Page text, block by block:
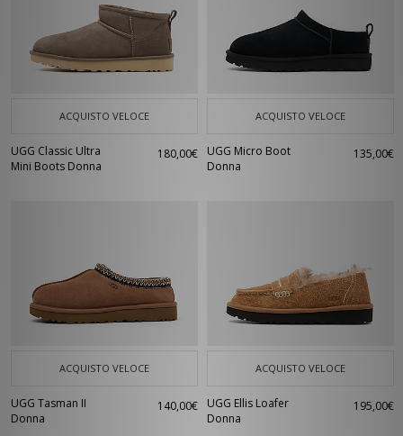
ACQUISTO VELOCE
UGG Classic Ultra
Mini Boots Donna
180,00€
ACQUISTO VELOCE
UGG Micro Boot
Donna
135,00€
ACQUISTO VELOCE
UGG Tasman II
Donna
140,00€
ACQUISTO VELOCE
UGG Ellis Loafer
Donna
195,00€